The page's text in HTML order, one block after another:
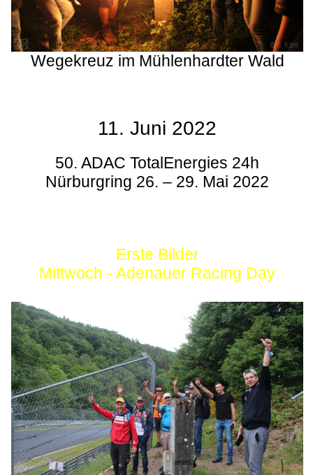
Wegekreuz im Mühlenhardter Wald
11. Juni 2022
50. ADAC TotalEnergies 24h
Nürburgring 26. – 29. Mai 2022
Erste Bilder
Mittwoch - Adenauer Racing Day